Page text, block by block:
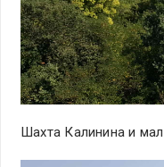
Шахта Калинина и